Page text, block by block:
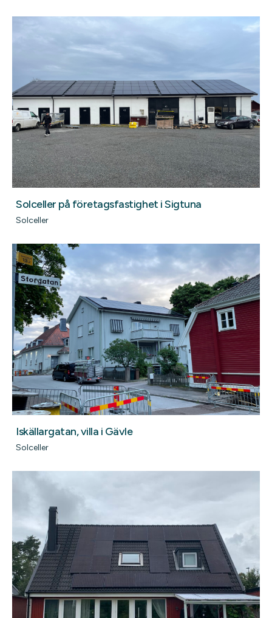
Solceller på företagsfastighet i Sigtuna
Solceller
Iskällargatan, villa i Gävle
Solceller